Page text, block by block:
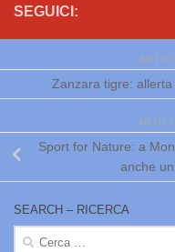
SEGUICI:
Zanzara tigre:
Sport for Nature: a
anche
SEARCH – RICERCA
Ricerca